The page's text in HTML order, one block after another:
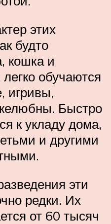
этих
будто
кошка и
обучаются
игривы,
Быстро
к укладу дома,
и другими
эти
редки. Их
от 60 тысяч